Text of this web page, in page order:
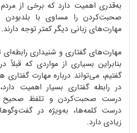
به‌قدری اهمیت دارد که برخی از
صحبت‌کردن را مساوی با بلد‌بودن
مهارت‌های زبانی دیگر کمتر توجه دارند.
مهارت‌های گفتاری و شنیداری رابطه‌ای
بنابراین بسیاری از مواردی که قبلاً
گفتیم، می‌تواند درباره مهارت
در رابطه گفتاری بسیار اهمیت
درست صحبت‌کردن و تلفظ صحیح
درست کلمه‌ها، به‌ویژه در
زیادی دارد.